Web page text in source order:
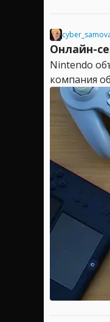
Онлайн-
Nintendo
компания